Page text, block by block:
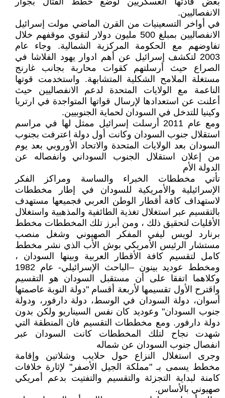
الانفصاليين.
في أواخر التسعينيات من القرن الماضي مولت إسرائيل
الانفصاليين بمبلغ 500 مليون دولار لتقوي موقفهم خلال
تفاوضهم مع الحكومة المركزية الشمالية. وجاء عام
2003 لتكشف إسرائيل عن أهم ادوار يهود الفلاشا في
الصراع حيث أرسلتهم كقوات محاربة بجانب غارنج
مستغلة الملامح الشكلية المتشابهة. واستخدمت قوتها
الناعمة مع الولايات المتحدة لدعم الانفصاليين حيث
أعلنت عن استعدادها لإرسال قواتها المتواجدة في ارتريا
وكينيا للتدخل في السودان لحماية الجنوبيين.
ومع عام 2011 أرسلت إسرائيل ممثل لها في مراسم
استقلال جنوب السودان وكانت أول دولة اعترفت بجنوب
السودان بعد الولايات المتحدة والاتحاد الأوروبي بعد يوم
من إعلان استقلال الجنوب السوداني وانفصاله عن
الدولة الأم
تأتي مخططات الخبراء والساسة ومراكز الفكر
الإسرائيلية والأمريكية للسودان في إطار مخططات
لاستهداف كافة أقطار الوطن العربي فجميعها مستهدف
بالتقسيم عبر استغلال تغذية الطائفية والمذهبية واستغلال
الأقليات لتحقيق ذلك ، ومن أبرز تلك المخططات مخطط
برنارد لويس ليفي المفكر الصهيوني وشغل منصب
مستشار الرئيس الأمريكي بوش الأب الذي نشر مخطط
كامل لتقسيم كافة الأقطار العربية وبينها السودان ،
ومخطط عوديد بينون –الباحث الإسرائيلي- عام 1982
وكلاهما اتفقا على أن مستقبل السودان هو التقسيم
واقترح الأول تقسيمها لأربعة أقسام "دولة النوبة عاصمتها
أسوان، دولة السودان في الوسط، دولة دارفور، ودولة
جنوب السودان" وعوديد كان نفس السيناريو ولكن بدون
دولة دارفور. ومع مخططات التقسيم فان المنطقة التي
شهدت نجاح لتلك المخططات كانت السودان عبر
انفصال جنوب السودان عن شماله
وجرى استغلال النزاع حول حلايب وشلاتين وإقامة
مخطط يسمى بـ "مملكة الجيل الأصفر" لإثارة خلافات
كامنة لبداية التجزئة والتقسيم والتفتيت بدعم أمريكي
صهيوني بالأساس.